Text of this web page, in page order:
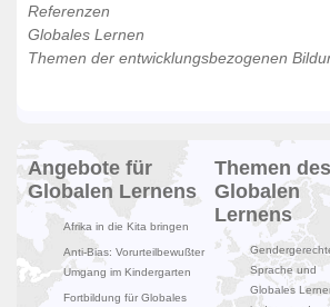
Referenzen
Globales Lernen
Themen der entwicklungsbezogenen
Angebote für
Globalen Lernens
Afrika in die Kita bringen
Anti-Bias: Vorurteilbewußter
Umgang im Kindergarten
Fortbildung für Globales
Themen des
Globalen
Lernens
Sprache und
Globales